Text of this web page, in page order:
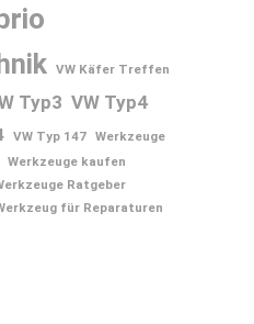
VW Käfer Treffen
Typ3 VW Typ4
VW Typ 147 Werkzeuge
Werkzeuge kaufen
Ratgeber
für Reparaturen